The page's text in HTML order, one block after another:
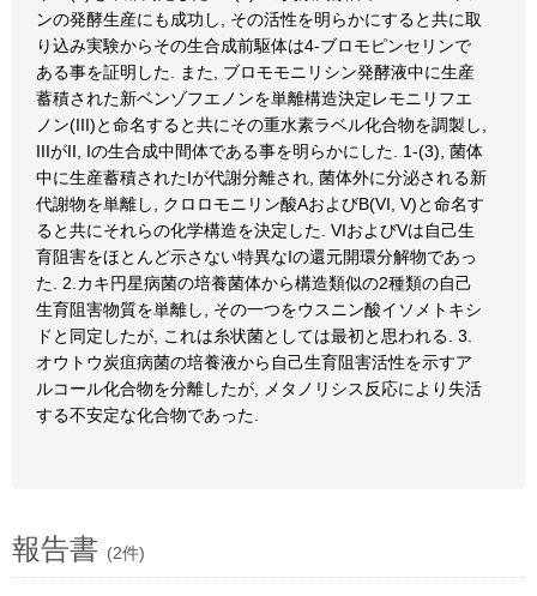
ンの発酵生産にも成功し, その活性を明らかにすると共に取
り込み実験からその生合成前駆体は4-ブロモピンセリンで
ある事を証明した. また, ブロモモニリシン発酵液中に生産
蓄積された新ベンゾフエノンを単離構造決定レモニリフエ
ノン(III)と命名すると共にその重水素ラベル化合物を調製し,
IIIがII, Iの生合成中間体である事を明らかにした. 1-(3), 菌体
中に生産蓄積されたIが代謝分離され, 菌体外に分泌される新
代謝物を単離し, クロロモニリン酸AおよびB(VI, V)と命名す
ると共にそれらの化学構造を決定した. VIおよびVは自己生
育阻害をほとんど示さない特異なIの還元開環分解物であっ
た. 2.カキ円星病菌の培養菌体から構造類似の2種類の自己
生育阻害物質を単離し, その一つをウスニン酸イソメトキシ
ドと同定したが, これは糸状菌としては最初と思われる. 3.
オウトウ炭疽病菌の培養液から自己生育阻害活性を示すア
ルコール化合物を分離したが, メタノリシス反応により失活
する不安定な化合物であった.
報告書 (2件)